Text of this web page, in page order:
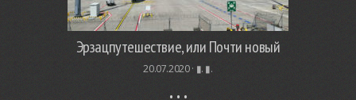
Эрзацпутешествие, или Почти новый
20.07.2020 · ▮. ▮.